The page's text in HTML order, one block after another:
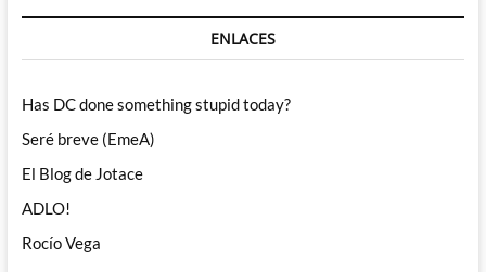
ENLACES
Has DC done something stupid today?
Seré breve (EmeA)
El Blog de Jotace
ADLO!
Rocío Vega